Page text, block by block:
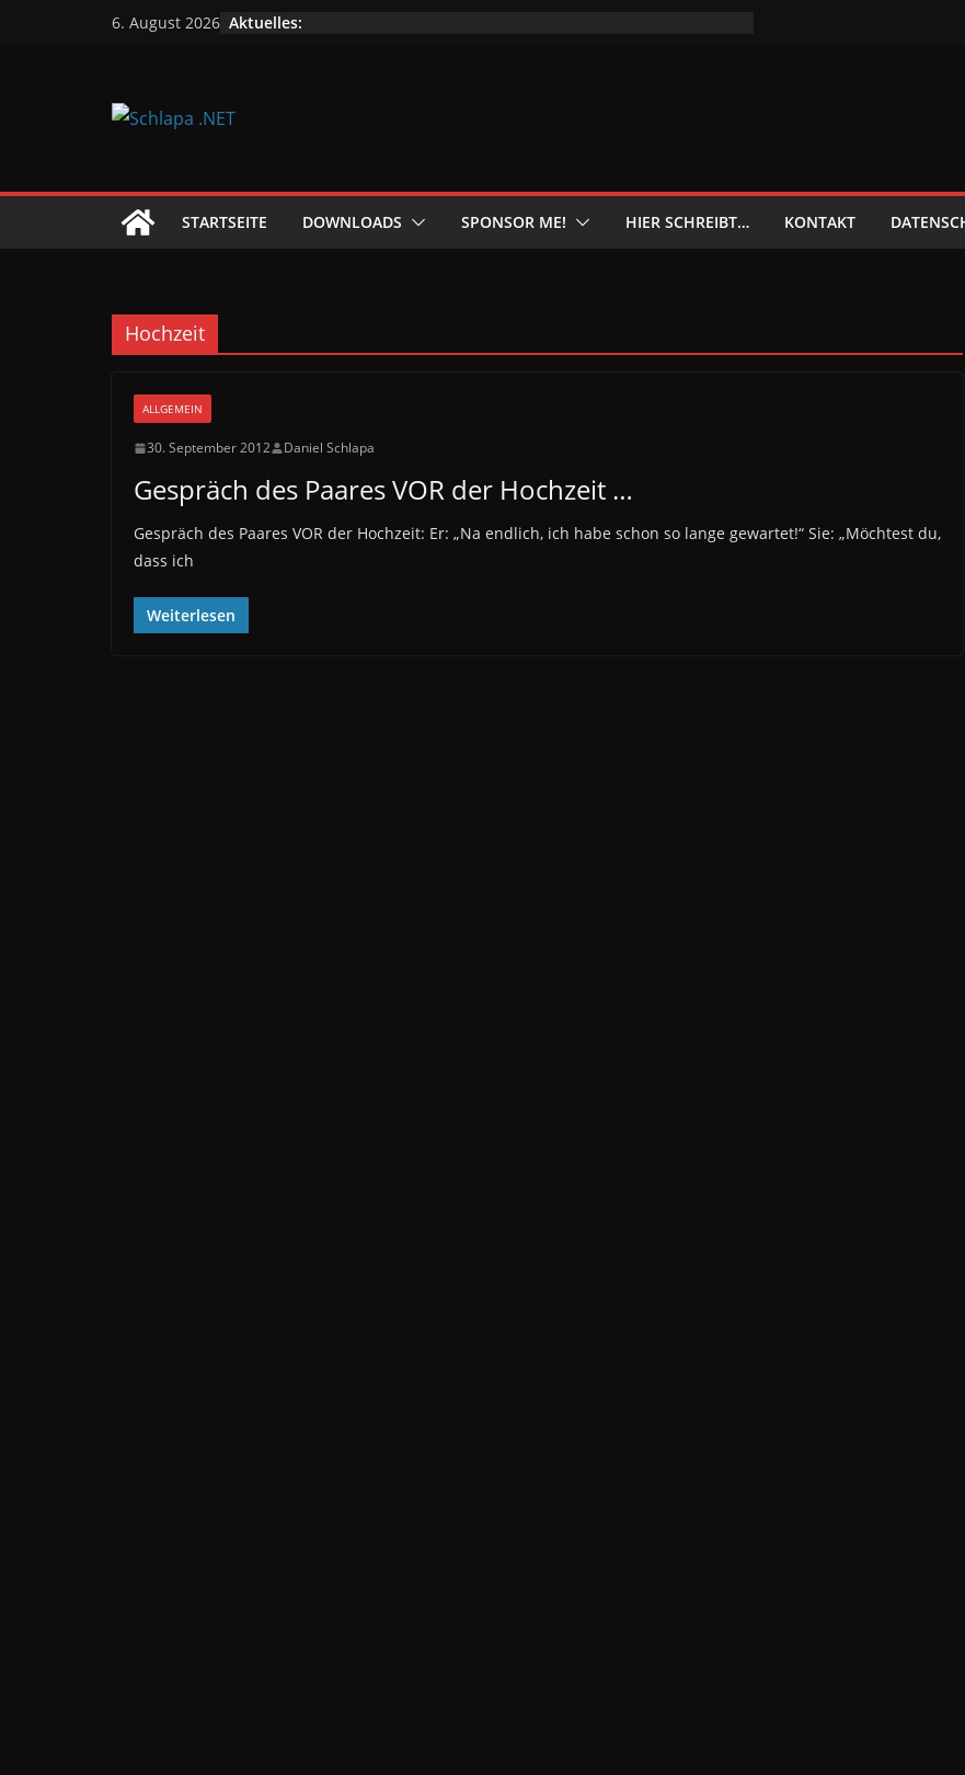
6. August 2026 Aktuelles:
STARTSEITE DOWNLOADS SPONSOR ME! HIER SCHREIBT… KONTAKT
Hochzeit
ALLGEMEIN
30. September 2012 Daniel Schlapa
Gespräch des Paares VOR der Hochzeit …
Gespräch des Paares VOR der Hochzeit: Er: „Na endlich, ich habe schon so lange gewartet!“ Sie: „Möchtest du,
dass ich
Weiterlesen